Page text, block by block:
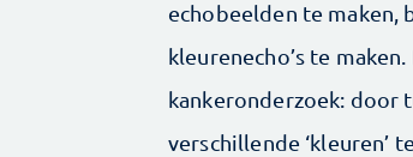
echobeelden te maken,
kleurenecho’s te
kankeronderzoek: door
verschillende ‘kleuren’